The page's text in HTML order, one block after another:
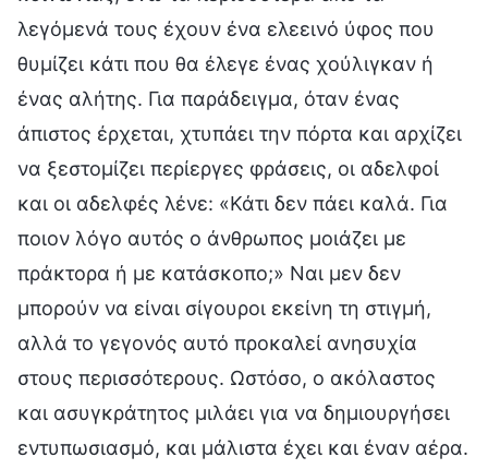
λεγόμενά τους έχουν ένα ελεεινό ύφος που
θυμίζει κάτι που θα έλεγε ένας χούλιγκαν ή
ένας αλήτης. Για παράδειγμα, όταν ένας
άπιστος έρχεται, χτυπάει την πόρτα και αρχίζει
να ξεστομίζει περίεργες φράσεις, οι αδελφοί
και οι αδελφές λένε: «Κάτι δεν πάει καλά. Για
ποιον λόγο αυτός ο άνθρωπος μοιάζει με
πράκτορα ή με κατάσκοπο;» Ναι μεν δεν
μπορούν να είναι σίγουροι εκείνη τη στιγμή,
αλλά το γεγονός αυτό προκαλεί ανησυχία
στους περισσότερους. Ωστόσο, ο ακόλαστος
και ασυγκράτητος μιλάει για να δημιουργήσει
εντυπωσιασμό, και μάλιστα έχει και έναν αέρα.